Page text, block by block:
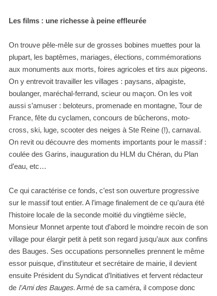
Les films : une richesse à peine effleurée
On trouve pêle-mêle sur de grosses bobines muettes pour la
plupart, les baptêmes, mariages, élections, commémorations
aux monuments aux morts, foires agricoles et tirs aux pigeons.
On y entrevoit travailler les villages : paysans, alpagiste,
boulanger, maréchal-ferrand, scieur ou maçon. On les voit
aussi s’amuser : beloteurs, promenade en montagne, Tour de
France, fête du cyclamen, concours de bûcherons, moto-
cross, ski, luge, scooter des neiges à Ste Reine (!), carnaval.
On revit ou découvre des moments importants pour le massif :
coulée des Garins, inauguration du HLM du Chéran, du Plan
d’eau, etc…
Ce qui caractérise ce fonds, c’est son ouverture progressive
sur le massif tout entier. A l’image finalement de ce qu’aura été
l’histoire locale de la seconde moitié du vingtième siècle,
Monsieur Monnet arpente tout d’abord le moindre recoin de son
village pour élargir petit à petit son regard jusqu’aux aux confins
des Bauges. Ses occupations personnelles prennent le même
essor puisque, d’instituteur et secrétaire de mairie, il devient
ensuite Président du Syndicat d’Initiatives et fervent rédacteur
de l’Ami des Bauges. Armé de sa caméra, il compose donc